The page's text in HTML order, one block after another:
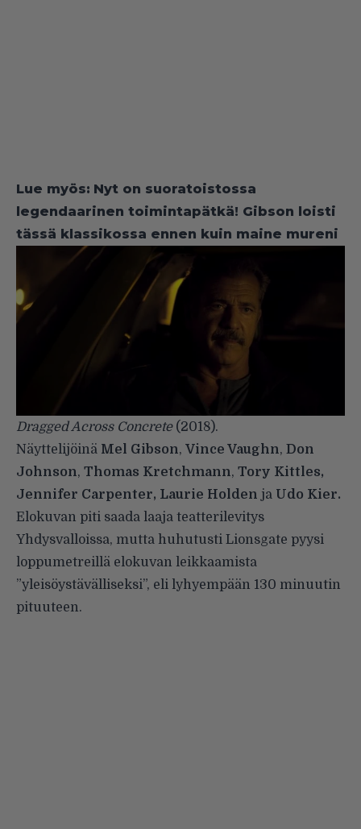
Lue myös: Nyt on suoratoistossa
legendaarinen toimintapätkä! Gibson loisti
tässä klassikossa ennen kuin maine mureni
Dragged Across Concrete(2018).
Näyttelijöinä Mel Gibson, Vince Vaughn, Don
Johnson, Thomas Kretchmann, Tory Kittles,
Jennifer Carpenter, Laurie Holden ja Udo Kier.
Elokuvan piti saada laaja teatterilevitys
Yhdysvalloissa, mutta huhutusti Lionsgate pyysi
loppumetreillä elokuvan leikkaamista
”yleisöystävälliseksi”, eli lyhyempään 130 minuutin
pituuteen.